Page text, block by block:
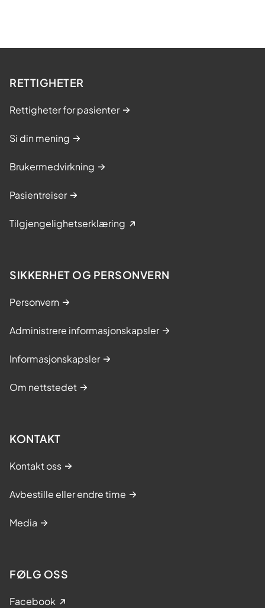
RETTIGHETER
Rettigheter for pasienter
Si din mening
Brukermedvirkning
Pasientreiser
Tilgjengelighetserklæring
SIKKERHET OG PERSONVERN
Personvern
Administrere informasjonskapsler
Informasjonskapsler
Om nettstedet
KONTAKT
Kontakt oss
Avbestille eller endre time
Media
FØLG OSS
Facebook